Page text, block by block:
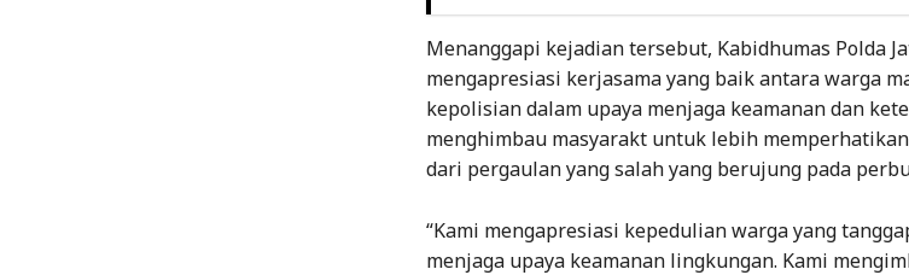
Menanggapi kejadian tersebut, Kabidhumas Polda
mengapresiasi kerjasama yang baik antara warga
kepolisian dalam upaya menjaga keamanan dan
menghimbau masyarakt untuk lebih
dari pergaulan yang salah yang berujung pada
“Kami mengapresiasi kepedulian warga yang
menjaga upaya keamanan lingkungan. Kami